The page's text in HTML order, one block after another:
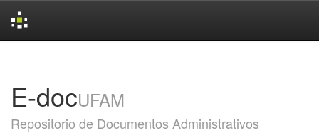
E-docUFAM
Repositorio de Documentos Administrativos